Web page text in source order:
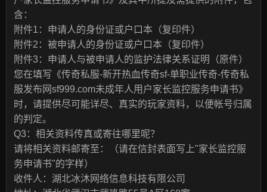
含：
附件1：申请人的身份证或户口本（复印件）
附件2：被申请人的身份证或户口本（复印件）
附件3：申请人与被申请人的监护法律关系证明（原件）
您在填写《传奇私服-新开热血传奇sf-单职业传奇-传奇私
服发布网sf999.com未成年人用户家长监控服务申请书》
时，请提供尽可能详尽、真实的玩家资料，以便帐号归属
的判定。
Q3：相关资料传真或寄往哪里呢？
请将相关资料邮寄至：（请在信封表面写上"家长监控服
务申请书"的字样）
收件人：湖北冰沐网络信息科技有限公司